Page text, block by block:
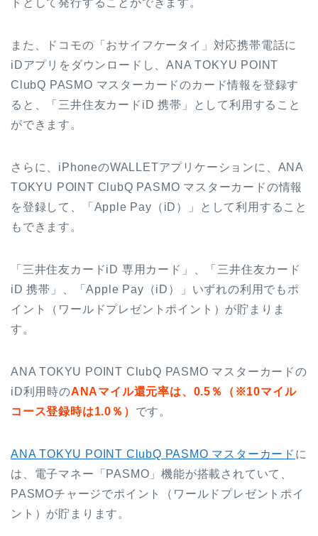
また、ドコモの「おサイフケータイ」対応携帯電話に
iDアプリをダウンロードし、ANA TOKYU POINT
ClubQ PASMO マスターカードのカード情報を登録す
ると、「三井住友カードiD 携帯」として利用すること
ができます。
さらに、iPhoneのWALLETアプリケーションに、ANA
TOKYU POINT ClubQ PASMO マスターカードの情報
を登録して、「Apple Pay（iD）」として利用すること
もできます。
「三井住友カードiD 専用カード」、「三井住友カード
iD 携帯」、「Apple Pay（iD）」いずれの利用でもポ
イント（ワールドプレゼントポイント）が貯まりま
す。
ANA TOKYU POINT ClubQ PASMO マスターカードの
iD利用時のANAマイル還元率は、0.5％（※10マイル
コース登録時は1.0％） です。
ANA TOKYU POINT ClubQ PASMO マスターカード に
は、電子マネー「PASMO」機能が搭載されていて、
PASMOチャージでポイント（ワールドプレゼントポイ
ント）が貯まります。